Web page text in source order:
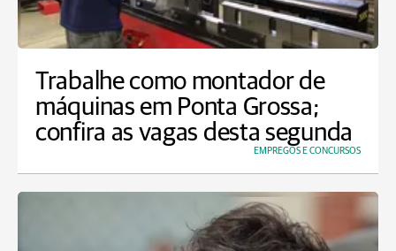
Trabalhe como montador de
máquinas em Ponta Grossa;
confira as vagas desta segunda
EMPREGOS E CONCURSOS